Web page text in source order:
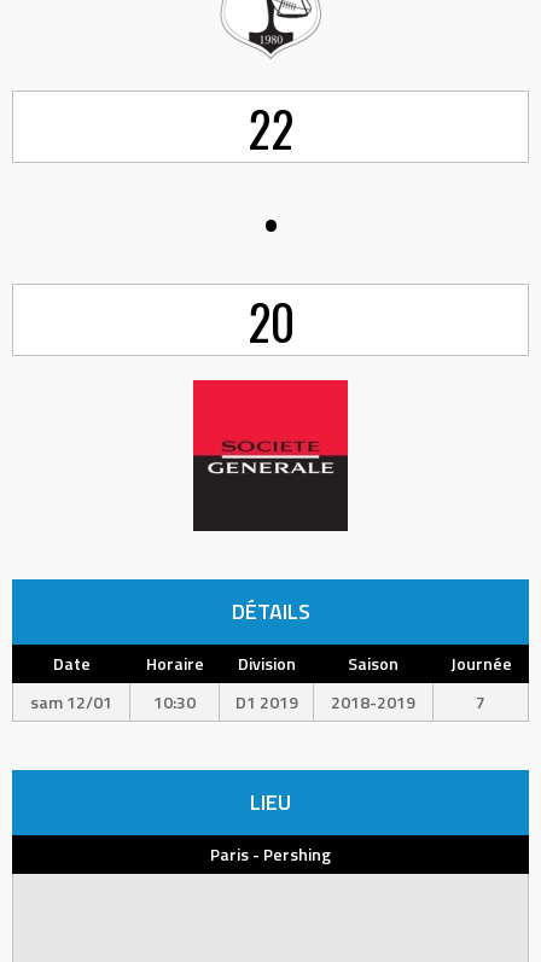
22
•
20
DÉTAILS
Date Horaire Division Saison
Journée
sam 12/01
10:30 D1 2019 2018-2019 7
LIEU
Paris - Pershing